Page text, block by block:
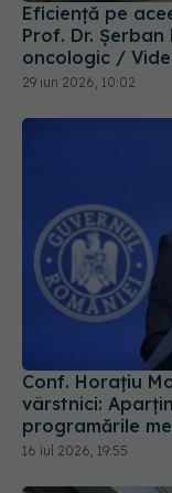
Eficiență pe
Prof. Dr.
oncologic /
29 iun 2026, 10:02
Conf. Horațiu
vârstnici:
programările
16 iul 2026, 19:55